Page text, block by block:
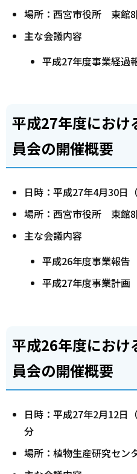
場所：西宮市役所 東館8
主な会議内容
平成27年度事業経過
平成27年度におけ
員会の開催概要
日時：平成27年4月30日
場所：西宮市役所 東館8
主な会議内容
平成26年度事業報告
平成27年度事業計画
平成26年度におけ
員会の開催概要
日時：平成27年2月12日
分
場所：植物生産研究セン